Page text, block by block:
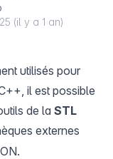
(il y a 1 an)
utilisés pour
il est possible
de la STL
externes